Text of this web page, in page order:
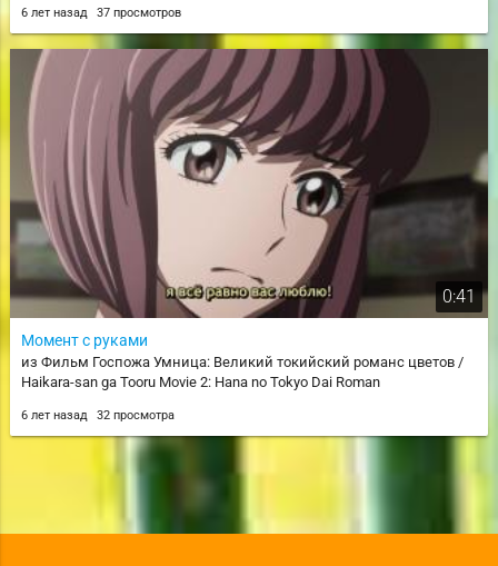
6 лет назад 37 просмотров
0:41
Момент с руками
из Фильм Госпожа Умница: Великий токийский романс цветов /
Haikara-san ga Tooru Movie 2: Hana no Tokyo Dai Roman
6 лет назад 32 просмотра